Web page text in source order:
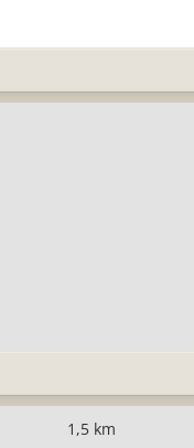
1,5 km